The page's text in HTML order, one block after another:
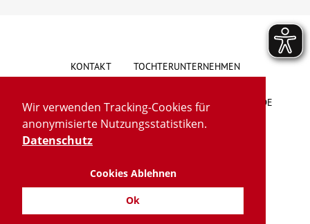
Wir verwenden Tracking-Cookies für
anonymisierte Nutzungsstatistiken.
Datenschutz
Cookies Ablehnen
Ok
KONTAKT TOCHTERUNTERNEHMEN
HINWEISGEBERSYSTEM VORSCHLAG/BESCHWERDE
LIEFERKETTENGESETZ
IMPRESSUM DATENSCHUTZ